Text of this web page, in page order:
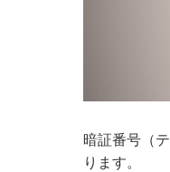
暗証番号（
ります。